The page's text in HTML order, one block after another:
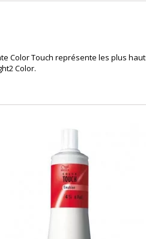
Color Touch représente les plus
Color.